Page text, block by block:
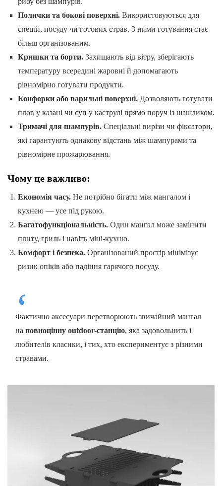
Полички та бокові поверхні.Використовуються для
спецій, посуду чи готових страв. З ними готування стає
більш організованим.
Кришки та борти.Захищають від вітру, зберігають
температуру всередині жаровні й допомагають
рівномірно готувати продукти.
Конфорки або варильні поверхні.Дозволяють готувати
плов у казані чи суп у каструлі прямо поруч із шашликом.
Тримачі для шампурів.Спеціальні вирізи чи фіксатори,
які гарантують однакову відстань між шампурами та
рівномірне прожарювання.
Чому це важливо:
Економія часу.Не потрібно бігати між мангалом і
кухнею — усе під рукою.
Багатофункціональність.Один мангал може замінити
плиту, гриль і навіть міні-кухню.
Комфорт і безпека.Організований простір мінімізує
ризик опіків або падіння гарячого посуду.
Фактично аксесуари перетворюють звичайний мангал
на повноцінну outdoor-станцію, яка задовольнить і
любителів класики, і тих, хто експериментує з різними
стравами.